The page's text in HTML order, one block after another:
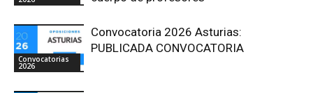
Convocatorias
2026
Convocatoria 2026 Asturias:
PUBLICADA CONVOCATORIA